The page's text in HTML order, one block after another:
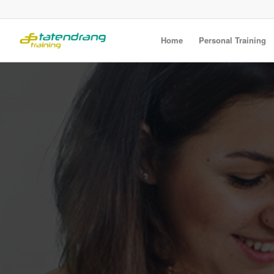
Home Personal Training